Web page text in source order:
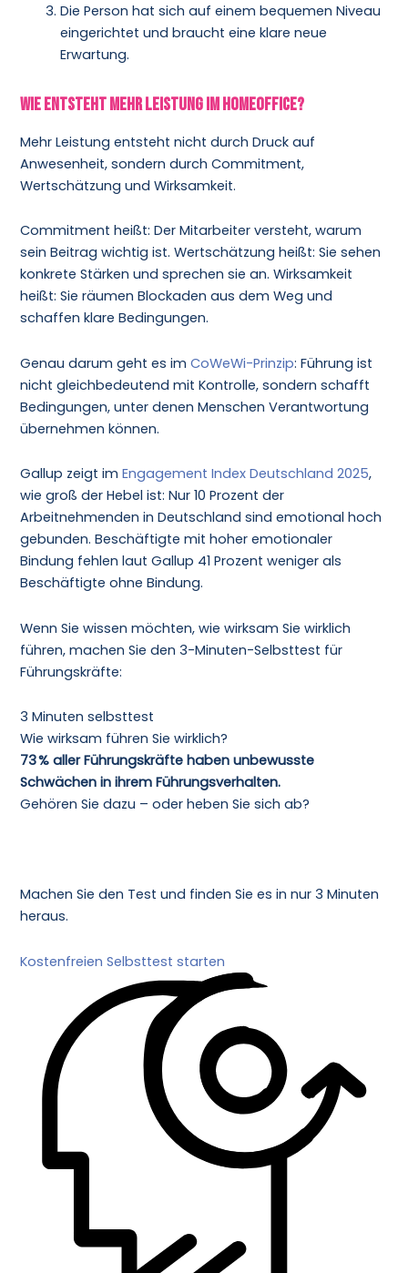
Die Person hat sich auf einem bequemen Niveau
eingerichtet und braucht eine klare neue
Erwartung.
Wie entsteht mehr Leistung im Homeoffice?
Mehr Leistung entsteht nicht durch Druck auf
Anwesenheit, sondern durch Commitment,
Wertschätzung und Wirksamkeit.
Commitment heißt: Der Mitarbeiter versteht, warum
sein Beitrag wichtig ist. Wertschätzung heißt: Sie sehen
konkrete Stärken und sprechen sie an. Wirksamkeit
heißt: Sie räumen Blockaden aus dem Weg und
schaffen klare Bedingungen.
Genau darum geht es im CoWeWi-Prinzip: Führung ist
nicht gleichbedeutend mit Kontrolle, sondern schafft
Bedingungen, unter denen Menschen Verantwortung
übernehmen können.
Gallup zeigt im Engagement Index Deutschland 2025,
wie groß der Hebel ist: Nur 10 Prozent der
Arbeitnehmenden in Deutschland sind emotional hoch
gebunden. Beschäftigte mit hoher emotionaler
Bindung fehlen laut Gallup 41 Prozent weniger als
Beschäftigte ohne Bindung.
Wenn Sie wissen möchten, wie wirksam Sie wirklich
führen, machen Sie den 3-Minuten-Selbsttest für
Führungskräfte:
3 Minuten selbsttest
Wie wirksam führen Sie wirklich?
73 % aller Führungskräfte haben unbewusste
Schwächen in ihrem Führungsverhalten.
Gehören Sie dazu – oder heben Sie sich ab?
Machen Sie den Test und finden Sie es in nur 3 Minuten
heraus.
Kostenfreien Selbsttest starten